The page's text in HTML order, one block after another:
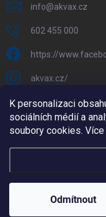
K personalizaci
sociálních médií a
soubory cookies.
Odmítnout
info@akvax.cz
602 455 000
https://
akvax.cz/
602 455 000
@akvax_cz